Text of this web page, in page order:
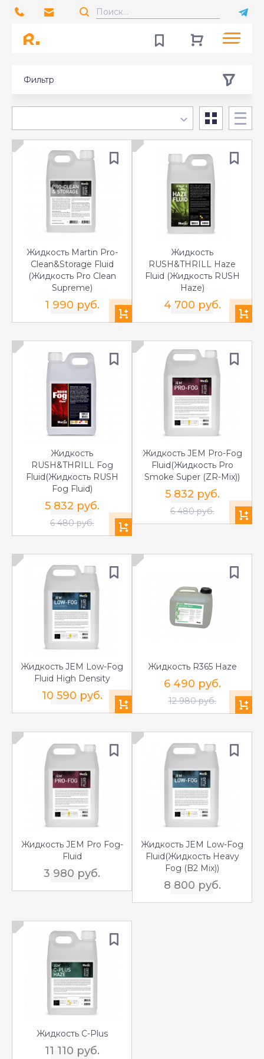
Фильтр
Жидкость Martin Pro-
Clean&Storage Fluid
(Жидкость Pro Clean
Supreme)
1 990 руб.
Жидкость
RUSH&THRILL Haze
Fluid (Жидкость RUSH
Haze)
4 700 руб.
Жидкость
RUSH&THRILL Fog
Fluid(Жидкость RUSH
Fog Fluid)
5 832 руб.
6 480 руб.
Жидкость JEM Pro-Fog
Fluid(Жидкость Pro
Smoke Super (ZR-Mix))
5 832 руб.
6 480 руб.
Жидкость JEM Low-Fog
Fluid High Density
10 590 руб.
Жидкость R365 Haze
6 490 руб.
12 980 руб.
Жидкость JEM Pro Fog-
Fluid
3 980 руб.
Жидкость JEM Low-Fog
Fluid(Жидкость Heavy
Fog (B2 Mix))
8 800 руб.
Жидкость C-Plus
11 110 руб.